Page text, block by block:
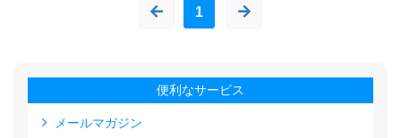
1
便利なサービス
メールマガジン